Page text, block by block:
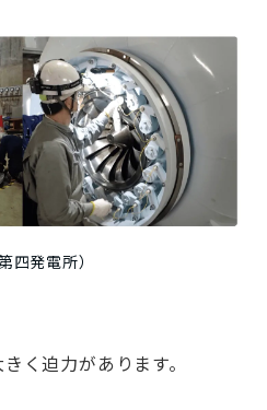
四発電所）
く迫力があります。